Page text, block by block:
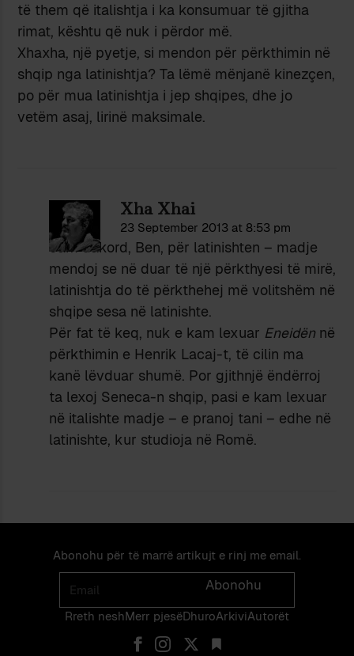
të them që italishtja i ka konsumuar të gjitha
rimat, kështu që nuk i përdor më.
Xhaxha, një pyetje, si mendon për përkthimin në
shqip nga latinishtja? Ta lëmë mënjanë kinezçen,
po për mua latinishtja i jep shqipes, dhe jo
vetëm asaj, lirinë maksimale.
Xha Xhai
23 September 2013 at 8:53 pm
Jam dakord, Ben, për latinishten – madje
mendoj se në duar të një përkthyesi të mirë,
latinishtja do të përkthehej më volitshëm në
shqipe sesa në latinishte.
Për fat të keq, nuk e kam lexuar Eneidën në
përkthimin e Henrik Lacaj-t, të cilin ma
kanë lëvduar shumë. Por gjithnjë ëndërroj
ta lexoj Seneca-n shqip, pasi e kam lexuar
në italishte madje – e pranoj tani – edhe në
latinishte, kur studioja në Romë.
Abonohu për të marrë artikujt e rinj me email.
Email
Abonohu
Rreth neshMerr pjes​​ë​DhuroArkiviAutorët